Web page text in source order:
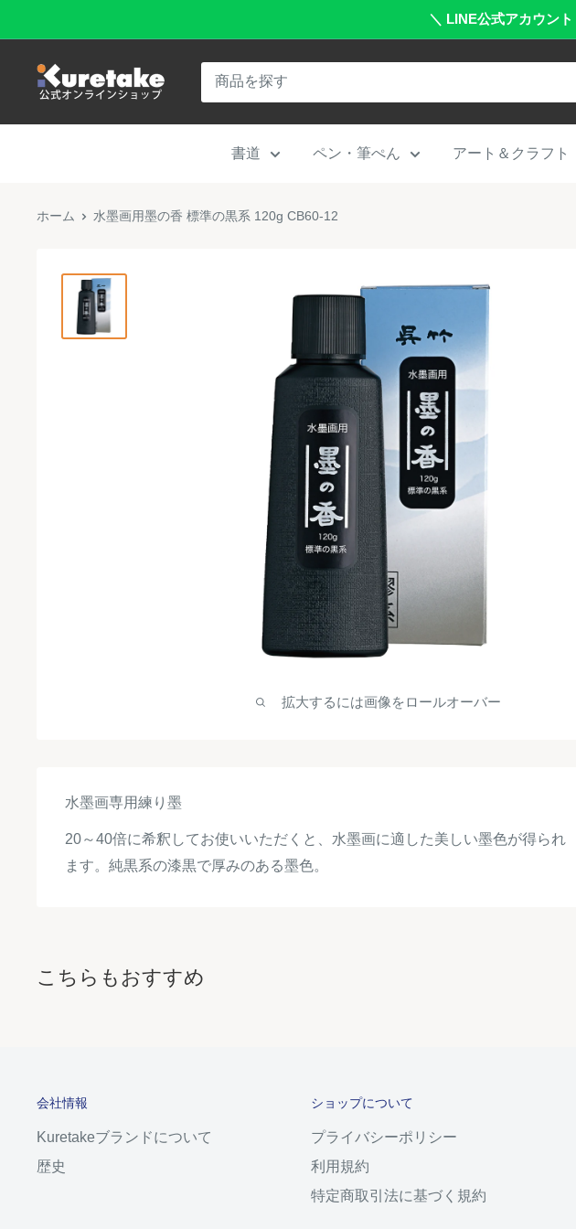
ン
＼ LINE公式アカウン
呉
竹
公
ン
書道 ペン・筆ぺん アート＆クラフト
ホーム 水墨画用墨の香 標準の黒系 120g CB60-12
拡大するには画像をロールオーバー
水墨画専用練り墨
20～40倍に希釈してお使いいただくと、水墨画に適した美しい墨色が得られ
ます。純黒系の漆黒で厚みのある墨色。
こちらもおすすめ
会社情報
Kuretakeブランドについて
歴史
ショップについて
プライバシーポリシー
利用規約
特定商取引法に基づく規約